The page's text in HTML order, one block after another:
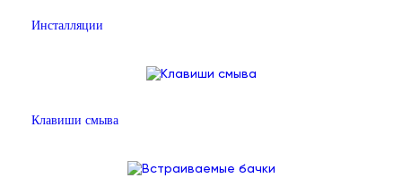
Инсталляции
Клавиши смыва